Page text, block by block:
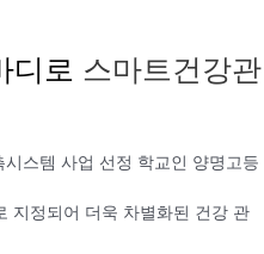
디로 스마트건강관
스템 사업 선정 학교인 양명고등
지정되어 더욱 차별화된 건강 관